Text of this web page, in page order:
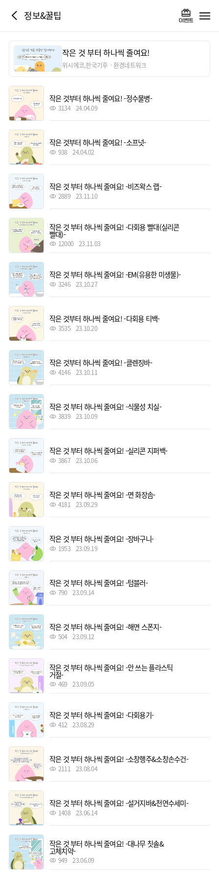
정보&꿀팁
작은 것 부터 하나씩 줄여요!
위시에코,한국기후ㆍ환경네트워크
작은 것부터 하나씩 줄여요! -정수물병-
3134 24.04.09
작은 것부터 하나씩 줄여요! -소프넛-
938 24.04.02
작은 것 부터 하나씩 줄여요! -비즈왁스 랩-
2889 23.11.10
작은 것 부터 하나씩 줄여요! -다회용 빨대(실리콘
빨대)-
12000 23.11.03
작은 것 부터 하나씩 줄여요! -EM(유용한 미생물)-
3246 23.10.27
작은 것부터 하나씩 줄여요! -다회용 티백-
3535 23.10.20
작은 것부터 하나씩 줄여요! -클렌징바-
4146 23.10.11
작은 것 부터 하나씩 줄여요! -식물성 치실-
3839 23.10.09
작은 것 부터 하나씩 줄여요! -실리콘 지퍼백-
3867 23.10.06
작은 것 부터 하나씩 줄여요! -면 화장솜-
4181 23.09.29
작은 것 부터 하나씩 줄여요! -장바구니-
1953 23.09.19
작은 것 부터 하나씩 줄여요! -텀블러-
790 23.09.14
작은 것 부터 하나씩 줄여요! -해면 스폰지-
504 23.09.12
작은 것 부터 하나씩 줄여요! -안 쓰는 플라스틱
거절-
469 23.09.05
작은 것 부터 하나씩 줄여요! -다회용기-
412 23.08.29
작은 것 부터 하나씩 줄여요! -소창행주&소창손수건-
2111 23.08.04
작은 것 부터 하나씩 줄여요! -설거지바&천연수세미-
1408 23.06.14
작은 것 부터 하나씩 줄여요! -대나무 칫솔&
고체치약-
949 23.06.09